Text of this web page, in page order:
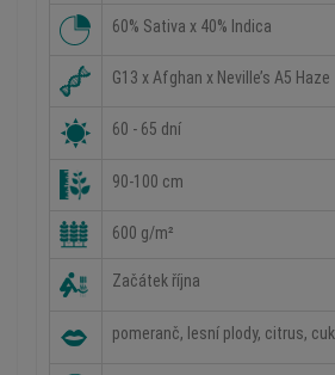
60% Sativa x 40% Indica
G13 x Afghan x Neville’s A5 Haze
60 - 65 dní
90-100 cm
600 g/m²
Začátek října
pomeranč, lesní plody, citrus,